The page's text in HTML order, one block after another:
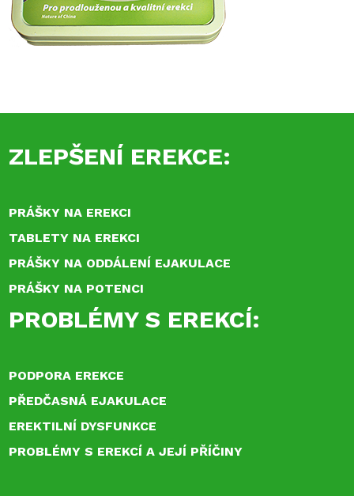
ZLEPŠENÍ EREKCE:
PRÁŠKY NA EREKCI
TABLETY NA EREKCI
PRÁŠKY NA ODDÁLENÍ EJAKULACE
PRÁŠKY NA POTENCI
PROBLÉMY S EREKCÍ:
PODPORA EREKCE
PŘEDČASNÁ EJAKULACE
EREKTILNÍ DYSFUNKCE
PROBLÉMY S EREKCÍ A JEJÍ PŘÍČINY